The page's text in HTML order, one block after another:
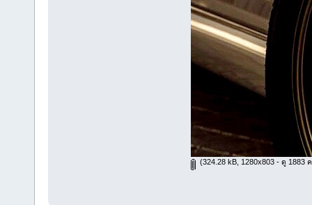
(324.28 kB, 1280x803 - ดู 1883